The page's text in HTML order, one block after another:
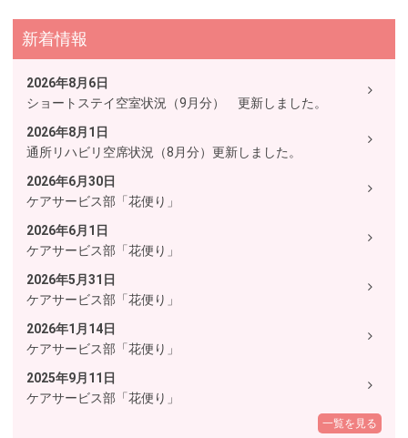
新着情報
2026年8月6日
ショートステイ空室状況（9月分） 更新しました。
2026年8月1日
通所リハビリ空席状況（8月分）更新しました。
2026年6月30日
ケアサービス部「花便り」
2026年6月1日
ケアサービス部「花便り」
2026年5月31日
ケアサービス部「花便り」
2026年1月14日
ケアサービス部「花便り」
2025年9月11日
ケアサービス部「花便り」
一覧を見る